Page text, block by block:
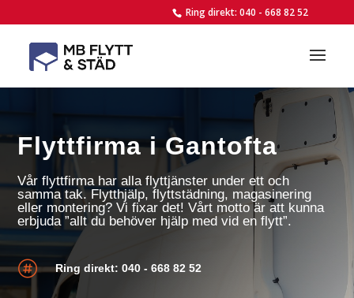
Ring direkt: 040 - 668 82 52
Flyttfirma i Gantofta
Vår flyttfirma har alla flyttjänster under ett och
samma tak. Flytthjälp, flyttstädning, magasinering
eller montering? Vi fixar det! Vårt motto är att kunna
erbjuda ”allt du behöver hjälp med vid en flytt”.
 Ring direkt: 040 - 668 82 52